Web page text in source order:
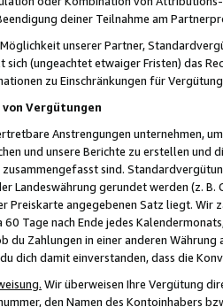
deiner Teilnahme am
unserer Partner,
sich (ungeachtet etwaiger Fristen) das
zu Einschränkungen für
Vergütungen
Anstrengungen unternehmen,
und unsere Berichte zu erstellen und
sind.
Landeswährung gerundet werden (z.
Preiskarte angegebenen Satz liegt.
Tage nach Ende jedes
du Zahlungen in einer anderen
dich damit einverstanden, dass die
Wir überweisen Ihre Vergütung
den Namen des Kontoinhabers